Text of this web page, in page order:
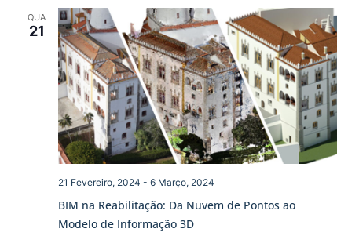
QUA
21
BIM na Reabilitação: Da Nuvem de Pontos ao
Modelo de Informação 3D
21 Fevereiro, 2024 - 6 Março, 2024